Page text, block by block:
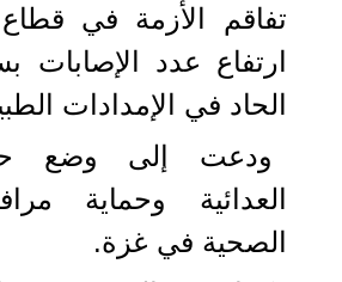
تفاقم الأزمة في
ارتفاع عدد الإصابات
الحاد في الإمدادات
ودعت إلى وضع
العدائية وحماية
الصحية في غزة.